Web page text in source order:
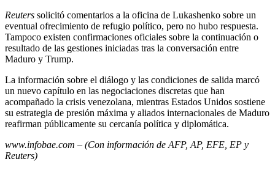
Reuters solicitó comentarios a la oficina de Lukashenko sobre un
eventual ofrecimiento de refugio político, pero no hubo respuesta.
Tampoco existen confirmaciones oficiales sobre la continuación o
resultado de las gestiones iniciadas tras la conversación entre
Maduro y Trump.
La información sobre el diálogo y las condiciones de salida marcó
un nuevo capítulo en las negociaciones discretas que han
acompañado la crisis venezolana, mientras Estados Unidos sostiene
su estrategia de presión máxima y aliados internacionales de Maduro
reafirman públicamente su cercanía política y diplomática.
www.infobae.com – (Con información de AFP, AP, EFE, EP y
Reuters)